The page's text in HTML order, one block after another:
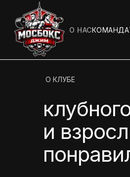
О НАСКОМАНДА
и
О КЛУБЕ